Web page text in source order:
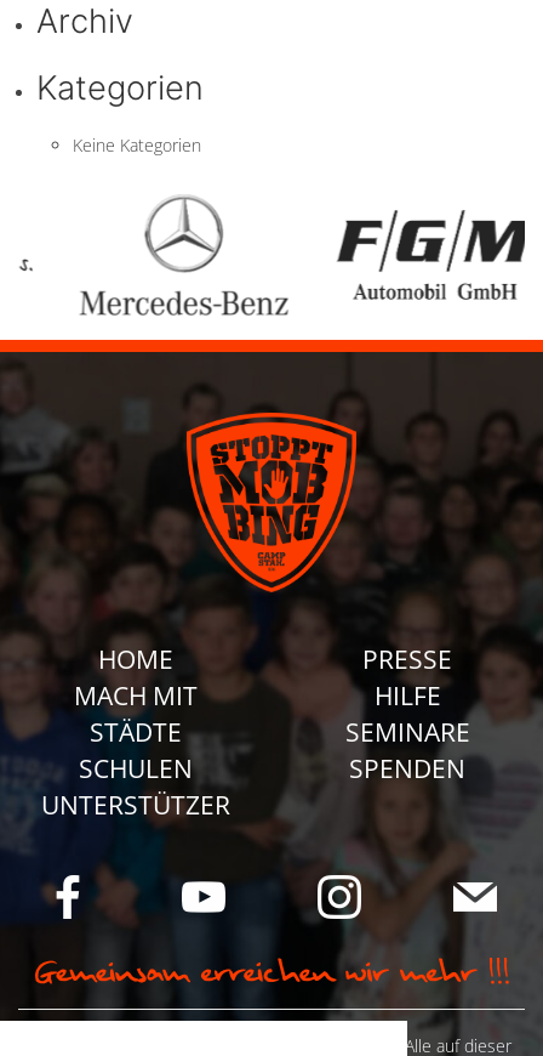
Archiv
Kategorien
Keine Kategorien
HOME
MACH MIT
STÄDTE
SCHULEN
UNTERSTÜTZER
PRESSE
HILFE
SEMINARE
SPENDEN
© Camp Stahl e.V. 2026 alle Rechte vorbehalten: Alle auf dieser